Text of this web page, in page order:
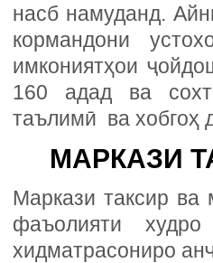
насб намуданд.
кормандони
имкониятҳои
160 адад ва
таълимӣ ва хобгоҳ
МАРКАЗИ
Маркази таксир
фаъолияти
хидматрасониро